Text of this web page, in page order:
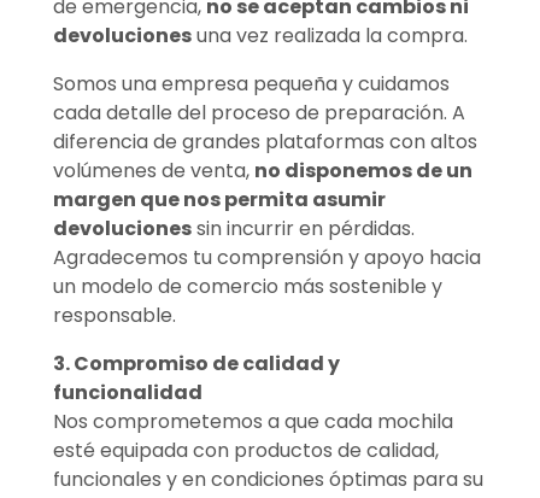
de emergencia, no se aceptan cambios ni
devolucionesuna vez realizada la compra.
Somos una empresa pequeña y cuidamos
cada detalle del proceso de preparación. A
diferencia de grandes plataformas con altos
volúmenes de venta, no disponemos de un
margen que nos permita asumir
devolucionessin incurrir en pérdidas.
Agradecemos tu comprensión y apoyo hacia
un modelo de comercio más sostenible y
responsable.
3. Compromiso de calidad y
funcionalidad
Nos comprometemos a que cada mochila
esté equipada con productos de calidad,
funcionales y en condiciones óptimas para su